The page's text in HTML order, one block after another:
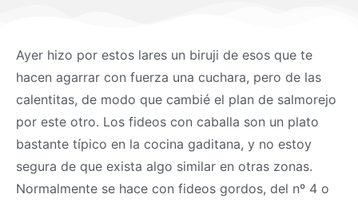
Ayer hizo por estos lares un biruji de esos que te
hacen agarrar con fuerza una cuchara, pero de las
calentitas, de modo que cambié el plan de salmorejo
por este otro. Los fideos con caballa son un plato
bastante típico en la cocina gaditana, y no estoy
segura de que exista algo similar en otras zonas.
Normalmente se hace con fideos gordos, del nº 4 o